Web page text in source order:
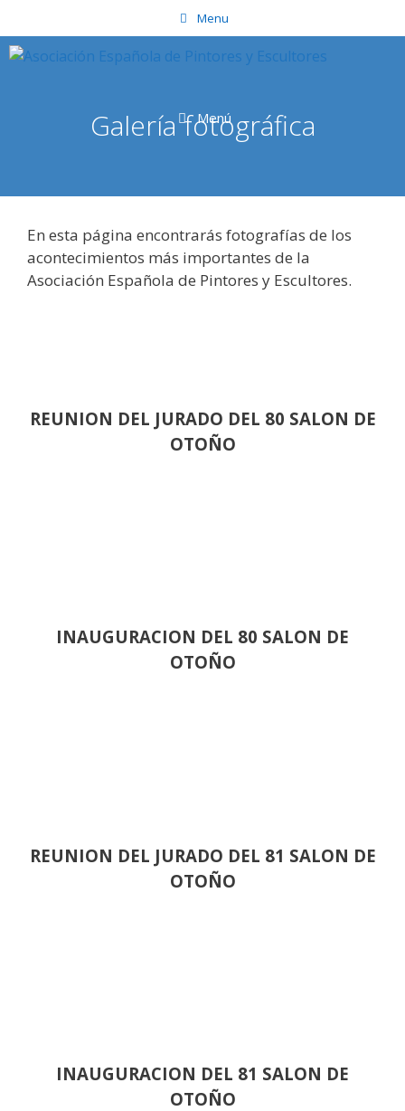
al
contenido
Menu
Menú
Galería fotográfica
En esta página encontrarás fotografías de los
acontecimientos más importantes de la
Asociación Española de Pintores y Escultores.
REUNION DEL JURADO DEL 80 SALON DE
OTOÑO
INAUGURACION DEL 80 SALON DE
OTOÑO
REUNION DEL JURADO DEL 81 SALON DE
OTOÑO
INAUGURACION DEL 81 SALON DE
OTOÑO